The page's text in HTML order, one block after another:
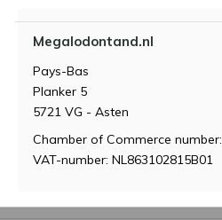
Megalodontand.nl
Pays-Bas
Planker 5
5721 VG - Asten
Chamber of Commerce
VAT-number: NL863102815B01